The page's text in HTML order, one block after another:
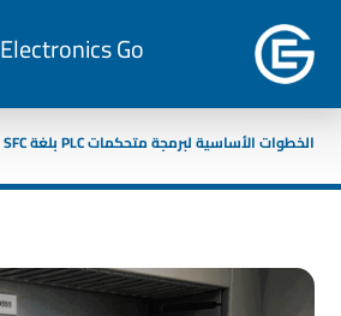
Electronics Go
الخطوات الأساسية لبرمجة متحكمات PLC بلغة SFC